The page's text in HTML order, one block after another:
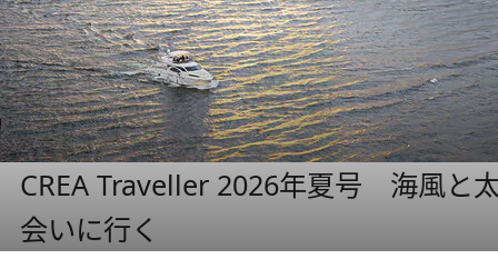
CREA Traveller 2026年夏号 海風と
会いに行く